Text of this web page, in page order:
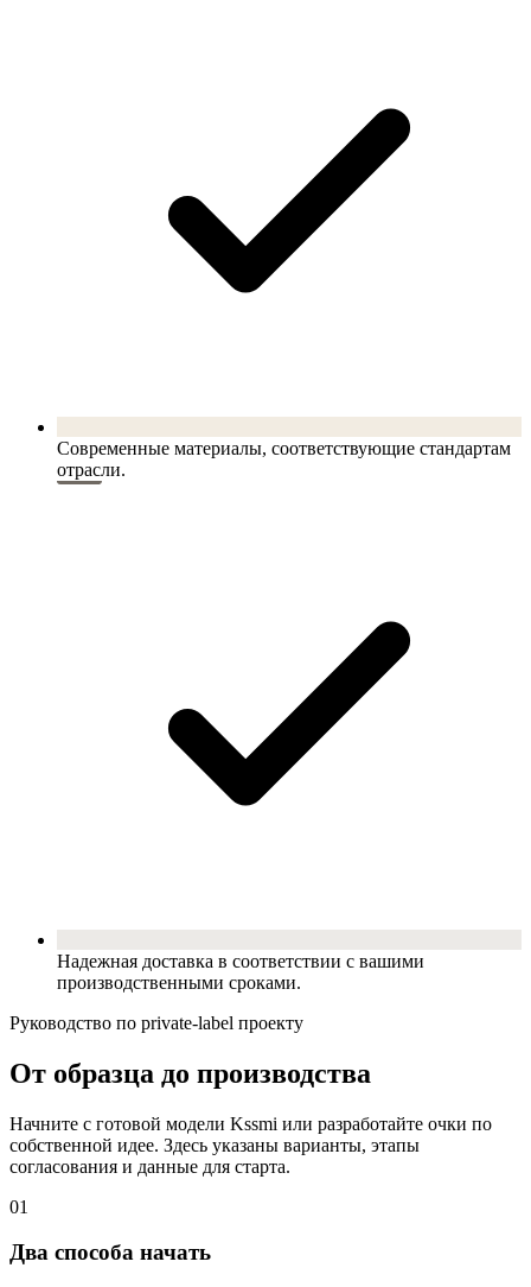
Современные материалы, соответствующие стандартам
отрасли.
Надежная доставка в соответствии с вашими
производственными сроками.
Руководство по private-label проекту
От образца до производства
Начните с готовой модели Kssmi или разработайте очки по
собственной идее. Здесь указаны варианты, этапы
согласования и данные для старта.
01
Два способа начать